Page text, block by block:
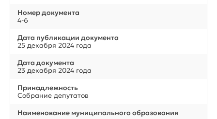
Номер документа
4-6
Дата публикации документа
25 декабря 2024 года
Дата документа
23 декабря 2024 года
Принадлежность
Собрание депутатов
Наименование муниципального образования